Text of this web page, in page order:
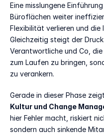
Eine misslungene
Büroflächen weiter
Flexibilität verlieren und die
Gleichzeitig steigt der
Verantwortliche und Co,
zum Laufen zu bringen,
zu verankern.
Gerade in dieser Phase
Kultur und Change
hier Fehler macht, riskiert
sondern auch sinkende